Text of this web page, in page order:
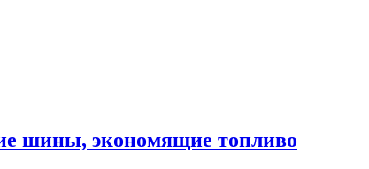
шины, экономящие топливо